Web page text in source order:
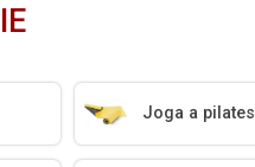
Joga a pilates